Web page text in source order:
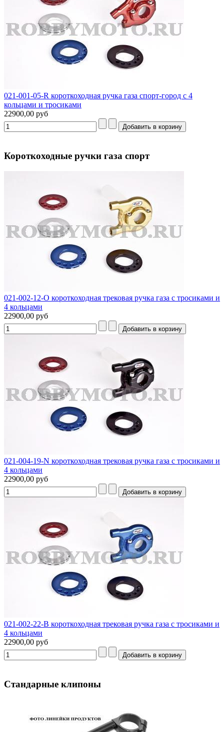
021-001-05-R короткоходная ручка газа спорт-город с 4
кольцами и тросиками
22900,00 руб
Короткоходные ручки газа спорт
021-002-12-O короткоходная трековая ручка газа с тросиками и
4 кольцами
22900,00 руб
021-004-19-N короткоходная трековая ручка газа с тросиками и
4 кольцами
22900,00 руб
021-002-22-B короткоходная трековая ручка газа с тросиками и
4 кольцами
22900,00 руб
Стандарные клипоны